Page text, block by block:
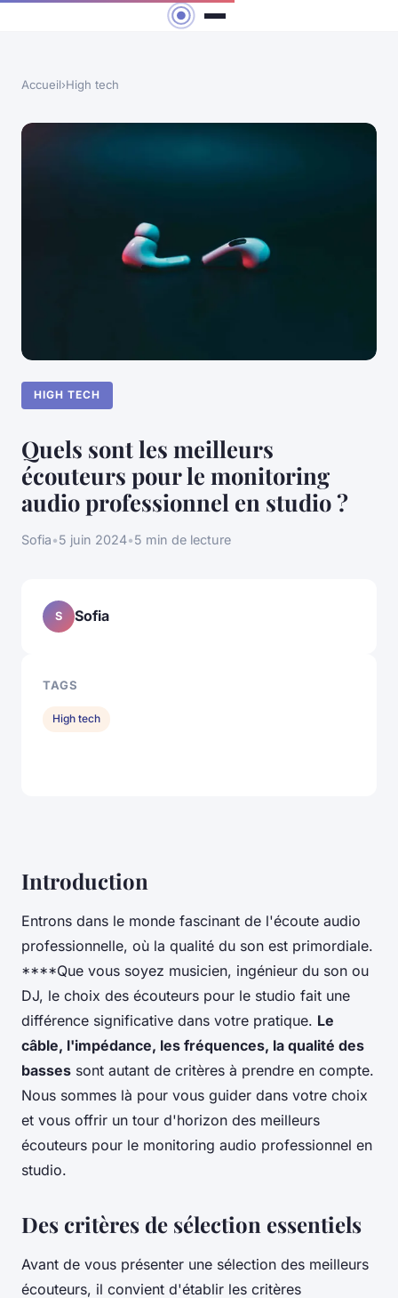
Accueil›High tech
HIGH TECH
Quels sont les meilleurs
écouteurs pour le monitoring
audio professionnel en studio ?
Sofia•5 juin 2024•5 min de lecture
Introduction
Entrons dans le monde fascinant de l'écoute audio
professionnelle, où la qualité du son est primordiale.
****Que vous soyez musicien, ingénieur du son ou
DJ, le choix des écouteurs pour le studio fait une
différence significative dans votre pratique. Le
câble, l'impédance, les fréquences, la qualité des
basses sont autant de critères à prendre en compte.
Nous sommes là pour vous guider dans votre choix
et vous offrir un tour d'horizon des meilleurs
écouteurs pour le monitoring audio professionnel en
studio.
Des critères de sélection essentiels
Avant de vous présenter une sélection des meilleurs
écouteurs, il convient d'établir les critères
S Sofia
TAGS
High tech